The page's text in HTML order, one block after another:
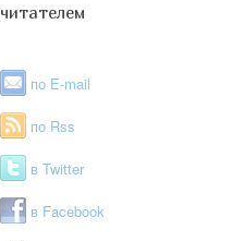
читателем
по E-mail
по Rss
в Twitter
в Facebook